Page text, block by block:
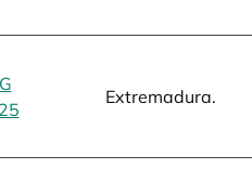
opens in a new tab
Extremadura.